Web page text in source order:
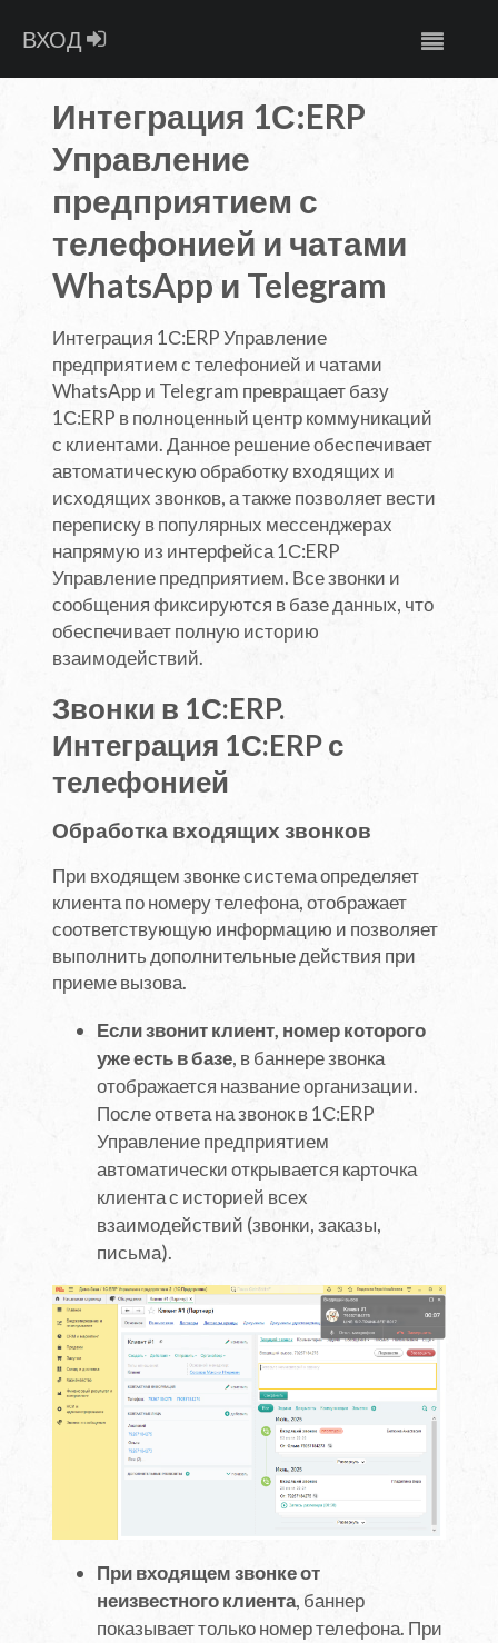
ВХОД
Интеграция 1С:ERP
Управление
предприятием с
телефонией и чатами
WhatsApp и Telegram
Интеграция 1С:ERP Управление
предприятием с телефонией и чатами
WhatsApp и Telegram превращает базу
1С:ERP в полноценный центр коммуникаций
с клиентами. Данное решение обеспечивает
автоматическую обработку входящих и
исходящих звонков, а также позволяет вести
переписку в популярных мессенджерах
напрямую из интерфейса 1С:ERP
Управление предприятием. Все звонки и
сообщения фиксируются в базе данных, что
обеспечивает полную историю
взаимодействий.
Звонки в 1С:ERP.
Интеграция 1С:ERP с
телефонией
Обработка входящих звонков
При входящем звонке система определяет
клиента по номеру телефона, отображает
соответствующую информацию и позволяет
выполнить дополнительные действия при
приеме вызова.
Если звонит клиент, номер которого
уже есть в базе, в баннере звонка
отображается название организации.
После ответа на звонок в 1С:ERP
Управление предприятием
автоматически открывается карточка
клиента с историей всех
взаимодействий (звонки, заказы,
письма).
При входящем звонке от
неизвестного клиента, баннер
показывает только номер телефона. При